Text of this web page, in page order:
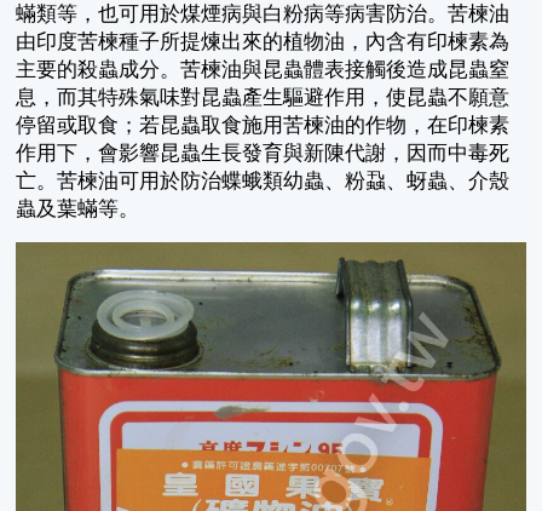
蟎類等，也可用於煤煙病與白粉病等病害防治。苦楝油
由印度苦楝種子所提煉出來的植物油，內含有印楝素為
主要的殺蟲成分。苦楝油與昆蟲體表接觸後造成昆蟲窒
息，而其特殊氣味對昆蟲產生驅避作用，使昆蟲不願意
停留或取食；若昆蟲取食施用苦楝油的作物，在印楝素
作用下，會影響昆蟲生長發育與新陳代謝，因而中毒死
亡。苦楝油可用於防治蝶蛾類幼蟲、粉蝨、蚜蟲、介殼
蟲及葉蟎等。